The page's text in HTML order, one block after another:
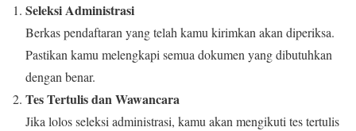
Seleksi Administrasi
Berkas pendaftaran yang telah kamu kirimkan akan diperiksa.
Pastikan kamu melengkapi semua dokumen yang dibutuhkan
dengan benar.
Tes Tertulis dan Wawancara
Jika lolos seleksi administrasi, kamu akan mengikuti tes tertulis